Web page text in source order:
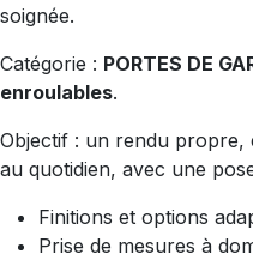
soignée.
Catégorie : PORTES DE
enroulables.
Objectif : un rendu propre,
au quotidien, avec une
Finitions et options
Prise de mesures à